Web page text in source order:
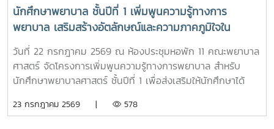
สัญญาณชีพ การช่วยฟื้นคืนชีพ (CPR) การฝึกพันผ้า การฝึก
ทักษะการฉีดยาเบื้องต้นกับหุ่นจำลอง และกายวิพากษ์ โดยมี
อาจารย์และนักศึกษาพยาบาลคอยให้คำแนะนำอย่างใกล้ชิด
บรรยากาศเต็มไปด้วยความอบอุ่น สนุกสนาน เป็นกันเอง
นักเรียนให้ความสนใจเข้าร่วมกิจกรรมเป็นอย่างมาก ตลอดจนซัก
ถามแลกเปลี่ยนความคิดเห็นกับคณาจารย์และรุ่นพี่นักศึกษาใน
เวลาอ่านหนังสือ เป็นต้นอย่างไรก็ตาม การศึกษาดูงานครั้งนี้
นักศึกษาพยาบาล ชั้นปีที่ 1 เพิ่มพูนความรู้ทางการ
พยาบาล เสริมสร้างอัตลักษณ์และความภาคภูมิใจใน
สถาบัน ภายใต้รายวิชา แม่โจ้วิถีใหม่
วันที่ 22 กรกฎาคม 2569 ณ ห้องประชุมหอพัก 11 คณะพยาบาล
ศาสตร์ จัดโครงการเพิ่มพูนความรู้ทางการพยาบาล สำหรับ
นักศึกษาพยาบาลศาสตร์ ชั้นปีที่ 1 เพื่อส่งเสริมให้นักศึกษาได้
มหาวิทยาลัย ตลอดจนปลูกฝังความภาคภูมิใจในความเป็น “ลูก
23 กรกฎาคม 2569 | 578